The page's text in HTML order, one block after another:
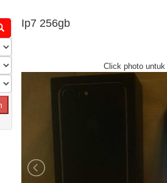
Ip7 256gb
Click photo untuk